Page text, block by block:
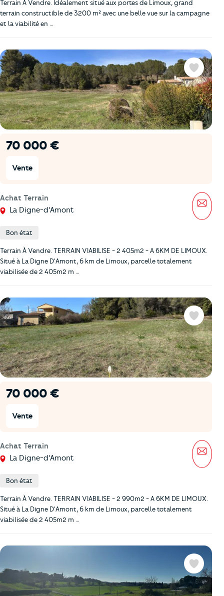
Terrain À Vendre. Idéalement situé aux portes de Limoux, grand
terrain constructible de 3200 m² avec une belle vue sur la campagne
et la viabilité en …
70 000 €
Vente
Achat Terrain
La Digne-d'Amont
Favoris
Bon état
Terrain À Vendre. TERRAIN VIABILISE - 2 405m2 - A 6KM DE LIMOUX.
Situé à La Digne D'Amont, 6 km de Limoux, parcelle totalement
viabilisée de 2 405m2 m …
70 000 €
Vente
Achat Terrain
La Digne-d'Amont
Favoris
Bon état
Terrain À Vendre. TERRAIN VIABILISE - 2 990m2 - A 6KM DE LIMOUX.
Situé à La Digne D'Amont, 6 km de Limoux, parcelle totalement
viabilisée de 2 405m2 m …
Favoris